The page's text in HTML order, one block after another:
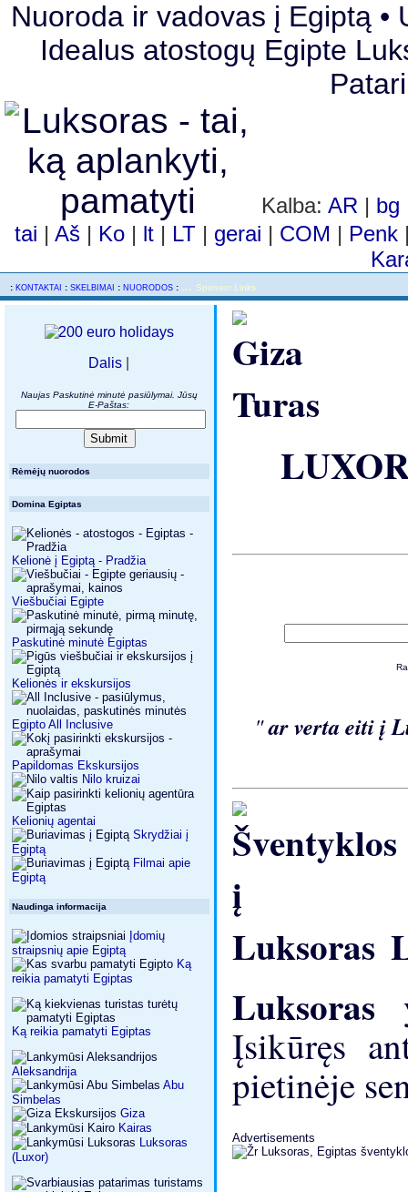
Nuoroda ir vadovas į Egiptą •
Idealus atostogų Egipte
Kalba:AR | bg
tai |Aš | Ko | lt | LT | gerai | COM | Penk
: KONTAKTAI : SKELBIMAI : NUORODOS : Sponsor Links
Dalis
Naujas Paskutinė minutė pasiūlymai. Jūsų
E-Paštas:
Rėmėjų nuorodos
Domina Egiptas
Kelionė į Egiptą - Pradžia
Viešbučiai Egipte
Paskutinė minutė Egiptas
Kelionės ir ekskursijos
Egipto All Inclusive
Papildomas Ekskursijos
Nilo kruizai
Kelionių agentai
Skrydžiai į
Egiptą
Filmai apie
Egiptą
Naudinga informacija
Įdomių
straipsnių apie Egiptą
Ką
reikia pamatyti Egiptas
Ką reikia pamatyti Egiptas
Aleksandrija
Abu
Simbelas
Giza
Kairas
Luksoras
(Luxor)
"ar verta eiti į
Luksoras
Įsikūręs
pietinėje
Advertisements